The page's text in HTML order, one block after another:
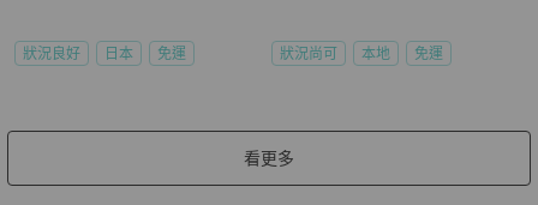
狀況良好 日本 免運 狀況尚可 本地 免運
看更多